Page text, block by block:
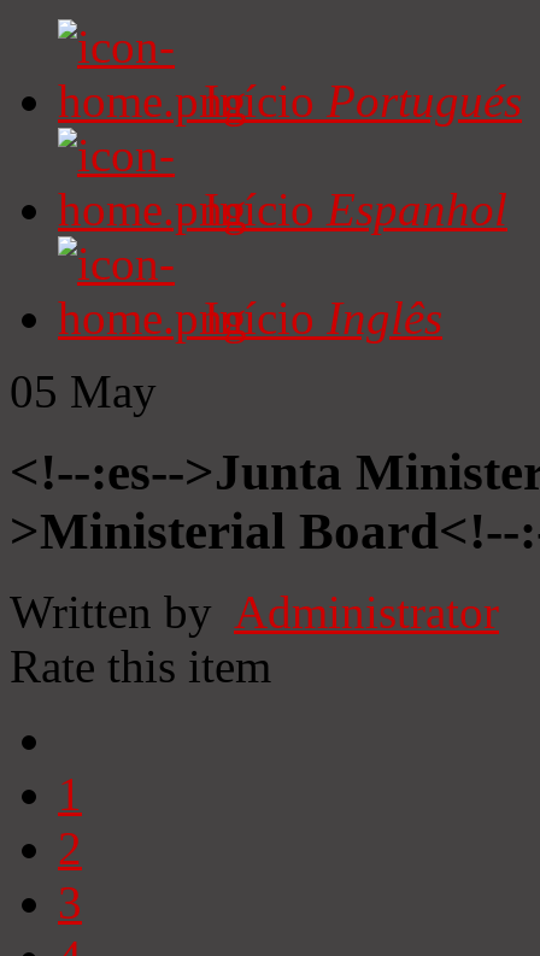
Início Portugués
Início Espanhol
Início Inglês
05 May
<!--:es-->Junta
>Ministerial Board<!--
Written by Administrator
Rate this item
1
2
3